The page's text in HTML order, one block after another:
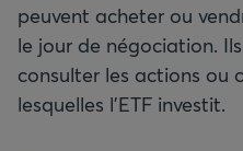
peuvent acheter ou
le jour de négociation.
consulter les actions ou
lesquelles l’ETF investit.